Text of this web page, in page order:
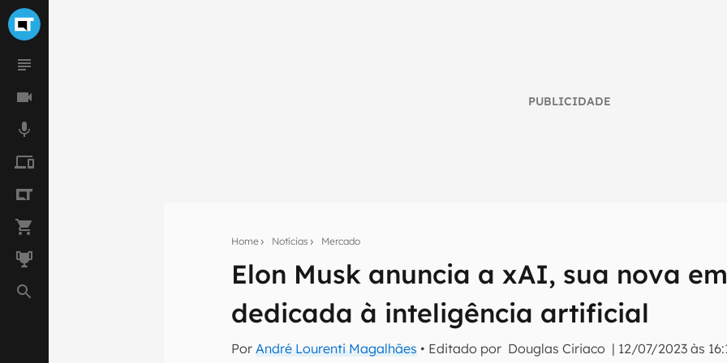
PUBLICIDADE
Home Notícias Mercado
Elon Musk anuncia a xAI, sua nova
dedicada à inteligência artificial
PorAndré Lourenti Magalhães • Editado por Douglas Ciriaco | 12/07/2023 às
Seu resumo inteligente do mundo tech!
Assine a newsletter do Canaltech e receba notícias e reviews sobre tecnologia
E-mail